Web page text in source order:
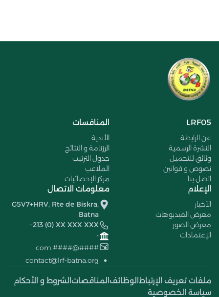
LRF05
عن الرابطة
النشرة الرسمية
وثائق للتحميل
نصوص و قوانين
اتصل بنا
المنافسات
الأندية
الرزنامة و النتائج
جدول الترتيب
الملاعب
مركز الإحصائيات
الإعلام
الأخبار
معرض الفيديوهات
معرض الصور
الإعتمادات
معلومات الاتصال
G5V7+HRV, Rte de Biskra,
Batna
+213 (0) XX XXX XXX
-
####@####.com
contact@lrf-batna.org
ملفات تعريف الإرتباط الوظائف المناقصات الشروط و الأحكام
سياسة الخصوصية